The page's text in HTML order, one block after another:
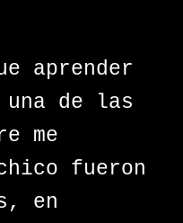
aprender
de las
me
fueron
en